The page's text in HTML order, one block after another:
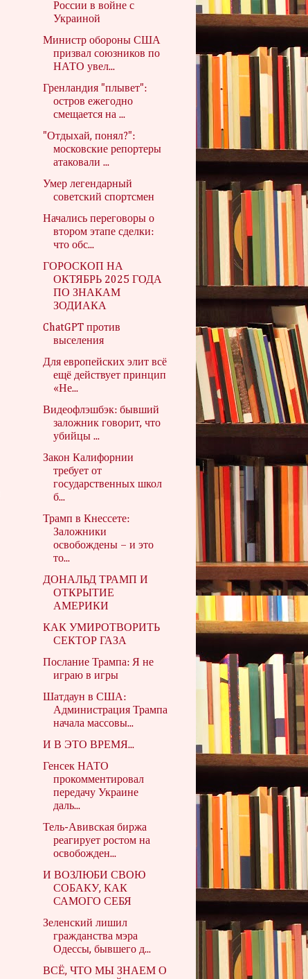
России в войне с
Украиной
Министр обороны США
призвал союзников по
НАТО увел...
Гренландия "плывет":
остров ежегодно
смещается на ...
"Отдыхай, понял?":
московские репортеры
атаковали ...
Умер легендарный
советский спортсмен
Начались переговоры о
втором этапе сделки:
что обс...
ГОРОСКОП НА
ОКТЯБРЬ 2025 ГОДА
ПО ЗНАКАМ
ЗОДИАКА
ChatGPT против
выселения
Для европейских элит всё
ещё действует принцип
«Не...
Видеофлэшбэк: бывший
заложник говорит, что
убийцы ...
Закон Калифорнии
требует от
государственных школ
б...
Трамп в Кнессете:
Заложники
освобождены – и это
то...
ДОНАЛЬД ТРАМП И
ОТКРЫТИЕ
АМЕРИКИ
КАК УМИРОТВОРИТЬ
СЕКТОР ГАЗА
Послание Трампа: Я не
играю в игры
Шатдаун в США:
Администрация Трампа
начала массовы...
И В ЭТО ВРЕМЯ...
Генсек НАТО
прокомментировал
передачу Украине
даль...
Тель-Авивская биржа
реагирует ростом на
освобожден...
И ВОЗЛЮБИ СВОЮ
СОБАКУ, КАК
САМОГО СЕБЯ
Зеленский лишил
гражданства мэра
Одессы, бывшего д...
ВСЁ, ЧТО МЫ ЗНАЕМ О